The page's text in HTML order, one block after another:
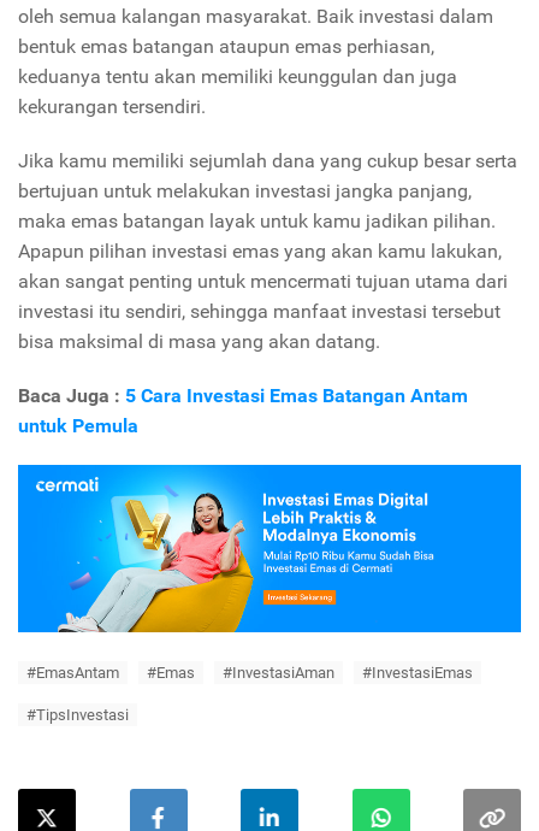
oleh semua kalangan masyarakat. Baik investasi dalam
bentuk emas batangan ataupun emas perhiasan,
keduanya tentu akan memiliki keunggulan dan juga
kekurangan tersendiri.
Jika kamu memiliki sejumlah dana yang cukup besar serta
bertujuan untuk melakukan investasi jangka panjang,
maka emas batangan layak untuk kamu jadikan pilihan.
Apapun pilihan investasi emas yang akan kamu lakukan,
akan sangat penting untuk mencermati tujuan utama dari
investasi itu sendiri, sehingga manfaat investasi tersebut
bisa maksimal di masa yang akan datang.
Baca Juga : 5 Cara Investasi Emas Batangan Antam
untuk Pemula
#EmasAntam #Emas #InvestasiAman #InvestasiEmas
#TipsInvestasi